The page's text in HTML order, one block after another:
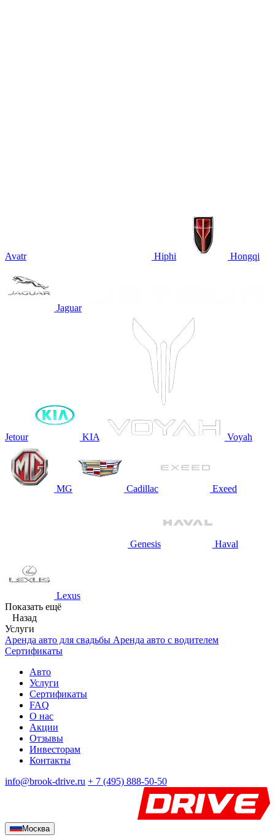
Avatr Hiphi Hongqi
Jaguar
Jetour KIA Voyah
MG Cadillac Exeed
Genesis Haval
Lexus
Показать ещё
Назад
Услуги
Аренда авто для свадьбы Аренда авто с водителем
Сертификаты
Авто
Услуги
Сертификаты
FAQ
О нас
Акции
Отзывы
Инвесторам
Контакты
info@brook-drive.ru + 7 (495) 888-50-50
Москва